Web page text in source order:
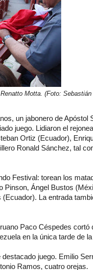
Motta. (Foto: Sebastián
un jabonero de Apóstol
juego. Lidiaron el
Ortiz (Ecuador),
Ronald Sánchez, tal
Festival: torean los
Pinson, Ángel Bustos
La entrada
Paco Céspedes cortó
en la única tarde de la
juego. Emilio
Ramos, cuatro orejas.